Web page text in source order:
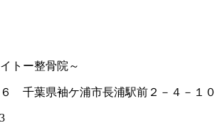
トー整骨院～
千葉県袖ケ浦市長浦駅前２－４－１０